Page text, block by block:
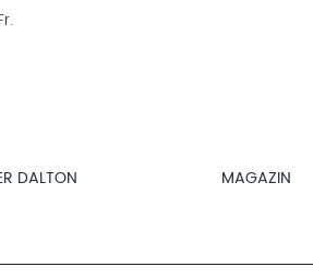
DALTON MAGAZIN